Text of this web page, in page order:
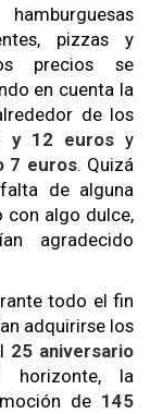
pizzas y
precios se
en cuenta la
de los
y 12 eurosy
7 euros. Quizá
de alguna
con algo dulce,
agradecido
todo el fin
adquirirse los
25 aniversario
la
de 145